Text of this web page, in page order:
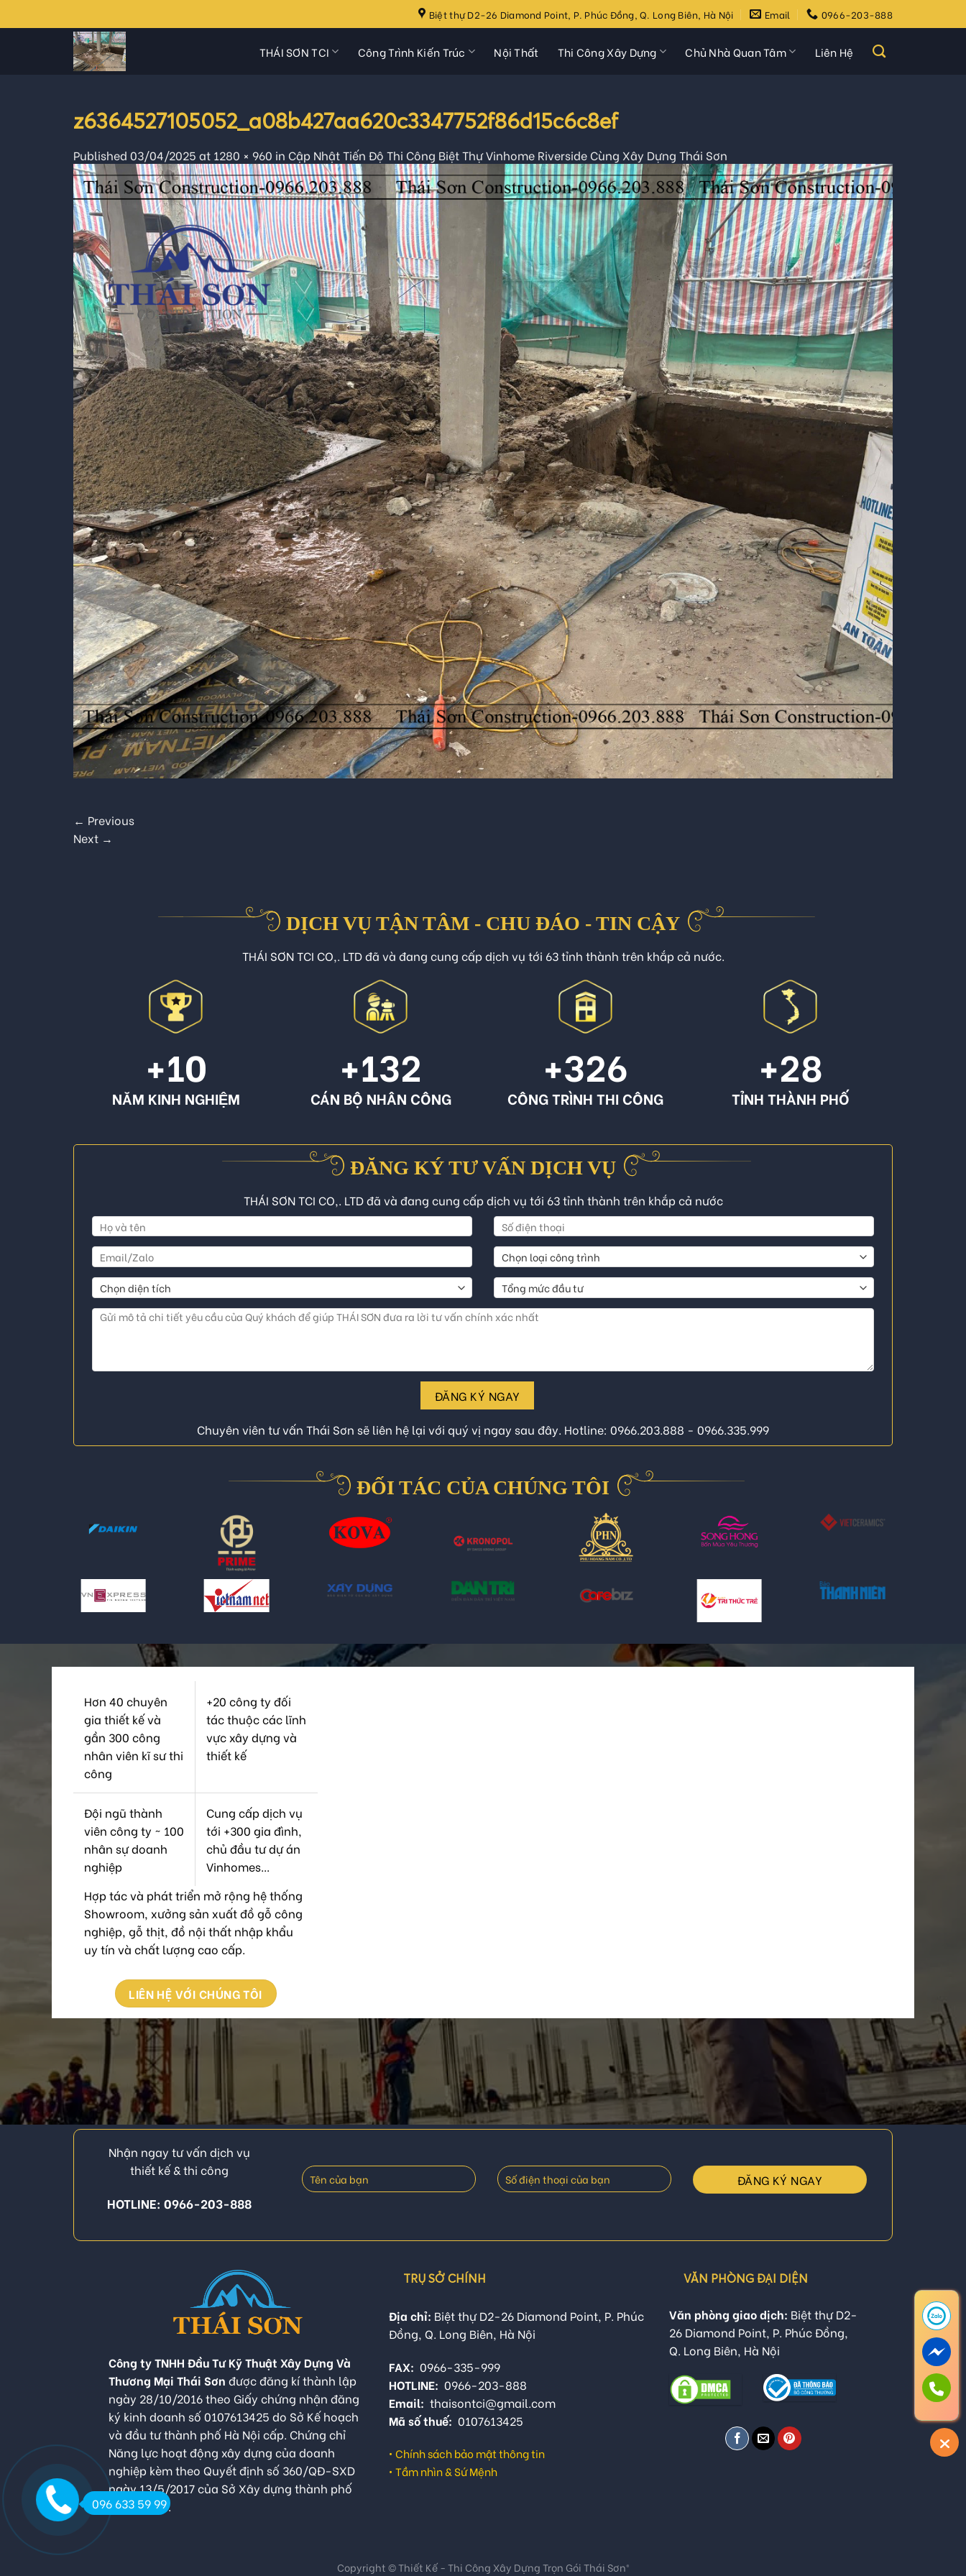
to
Biệt thự D2-26 Diamond Point, P. Phúc Đồng, Q. Long Biên, Hà Nội Email 0966-203-888
THÁI SƠN TCI Công Trình Kiến Trúc Nội Thất Thi Công Xây Dựng Chủ Nhà Quan Tâm Liên Hệ
z6364527105052_a08b427aa620c3347752f86d15c6c8ef
Published 03/04/2025 at 1280 × 960 in Cập Nhật Tiến Độ Thi Công Biệt Thự Vinhome Riverside Cùng Xây Dựng Thái Sơn
← Previous
Next →
DỊCH VỤ TẬN TÂM - CHU ĐÁO - TIN CẬY
THÁI SƠN TCI CO,. LTD đã và đang cung cấp dịch vụ tới 63 tỉnh thành trên khắp cả nước.
+10
NĂM KINH NGHIỆM
+132
CÁN BỘ NHÂN CÔNG
+326
CÔNG TRÌNH THI CÔNG
+28
TỈNH THÀNH PHỐ
ĐĂNG KÝ TƯ VẤN DỊCH VỤ
THÁI SƠN TCI CO,. LTD đã và đang cung cấp dịch vụ tới 63 tỉnh thành trên khắp cả nước
ĐĂNG KÝ NGAY
Chuyên viên tư vấn Thái Sơn sẽ liên hệ lại với quý vị ngay sau đây. Hotline: 0966.203.888 - 0966.335.999
ĐỐI TÁC CỦA CHÚNG TÔI
Hơn 40 chuyên
gia thiết kế và
gần 300 công
nhân viên kĩ sư thi
công
+20 công ty đối
tác thuộc các lĩnh
vực xây dựng và
thiết kế
Đội ngũ thành
viên công ty ~ 100
nhân sự doanh
nghiệp
Cung cấp dịch vụ
tới +300 gia đình,
chủ đầu tư dự án
Vinhomes...
Hợp tác và phát triển mở rộng hệ thống
Showroom, xưởng sản xuất đồ gỗ công
nghiệp, gỗ thịt, đồ nội thất nhập khẩu
uy tín và chất lượng cao cấp.
LIÊN HỆ VỚI CHÚNG TÔI
Nhận ngay tư vấn dịch vụ
thiết kế & thi công
HOTLINE: 0966-203-888
Công ty TNHH Đầu Tư Kỹ Thuật Xây Dựng Và
Thương Mại Thái Sơn được đăng kí thành lập
ngày 28/10/2016 theo Giấy chứng nhận đăng
ký kinh doanh số 0107613425 do Sở Kế hoạch
và đầu tư thành phố Hà Nội cấp. Chứng chỉ
Năng lực hoạt động xây dựng của doanh
nghiệp kèm theo Quyết định số 360/QĐ-SXD
ngày 13/5/2017 của Sở Xây dựng thành phố
Hà Nội cấp.
TRỤ SỞ CHÍNH
Địa chỉ: Biệt thự D2-26 Diamond Point, P. Phúc
Đồng, Q. Long Biên, Hà Nội
FAX: 0966-335-999
HOTLINE: 0966-203-888
Email: thaisontci@gmail.com
Mã số thuế: 0107613425
• Chính sách bảo mật thông tin
• Tầm nhìn & Sứ Mệnh
VĂN PHÒNG ĐẠI DIỆN
Văn phòng giao dịch: Biệt thự D2-
26 Diamond Point, P. Phúc Đồng,
Q. Long Biên, Hà Nội
Copyright © Thiết Kế - Thi Công Xây Dựng Trọn Gói Thái Sơn®
096 633 59 99